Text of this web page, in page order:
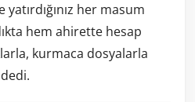
her masum
hem ahirette hesap
kurmaca dosyalarla